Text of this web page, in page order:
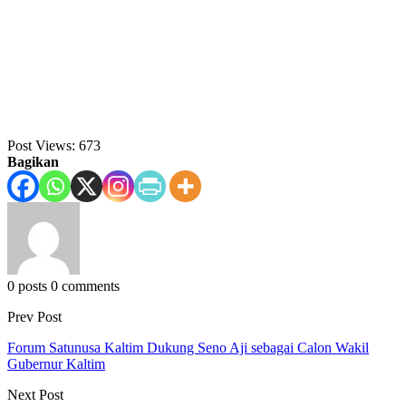
Post Views: 673
Bagikan
0 posts 0 comments
Prev Post
Forum Satunusa Kaltim Dukung Seno Aji sebagai Calon Wakil
Gubernur Kaltim
Next Post